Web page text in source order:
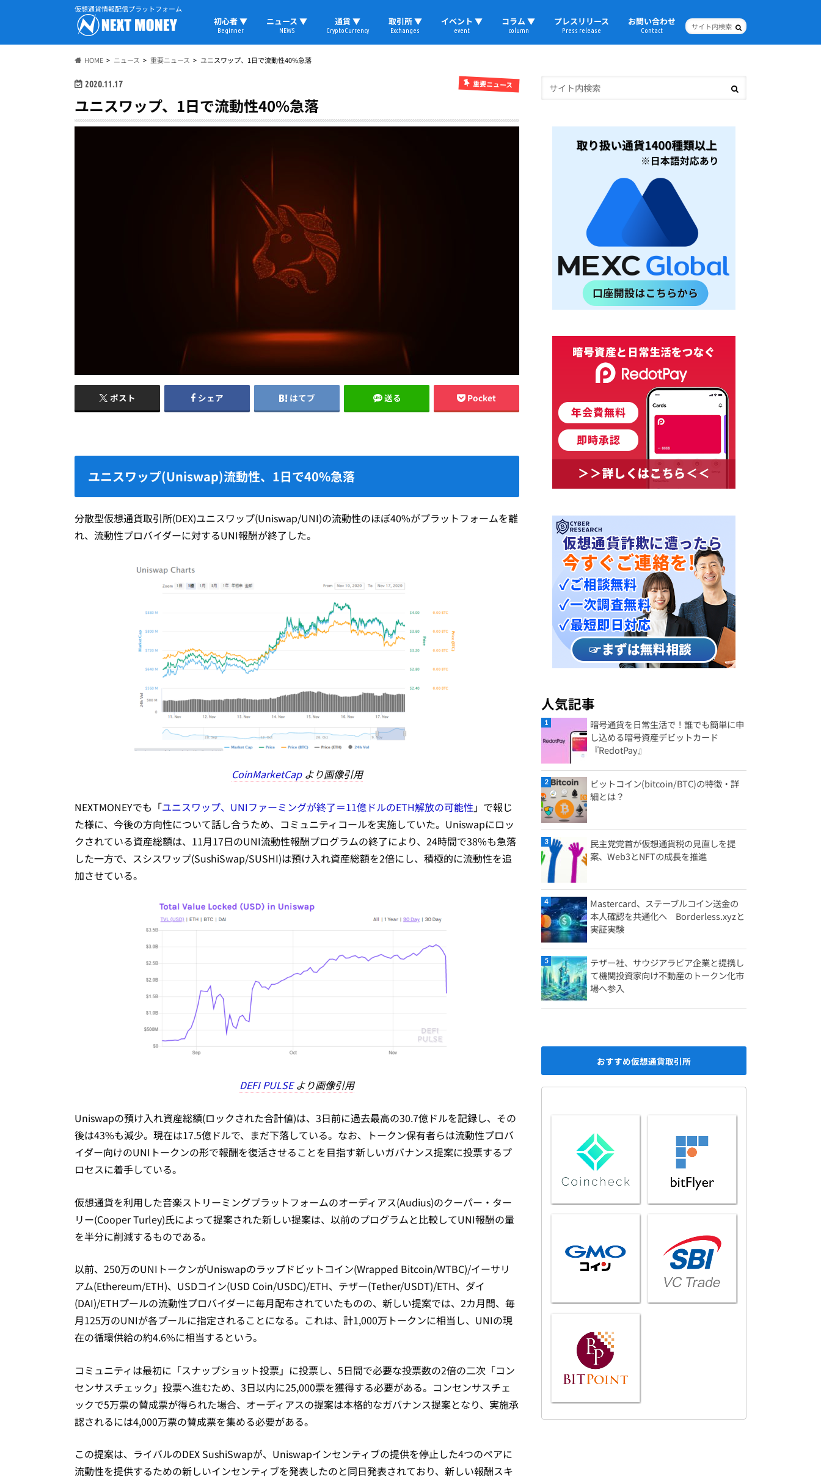
仮想通貨情報配信プラットフォーム
初心者 ▼
Beginner
ニュース ▼
NEWS
通貨 ▼
CryptoCurrency
取引所 ▼
Exchanges
イベント ▼
event
コラム ▼
column
プレスリリース
Press release
お問い合わせ
Contact
HOME ニュース 重要ニュース ユニスワップ、1日で流動性40%急落
2020.11.17 重要ニュース
ユニスワップ、1日で流動性40%急落
ポスト シェア はてブ 送る Pocket
ユニスワップ(Uniswap)流動性、1日で40%急落
分散型仮想通貨取引所(DEX)ユニスワップ(Uniswap/UNI)の流動性のほぼ40%がプラットフォームを離
れ、流動性プロバイダーに対するUNI報酬が終了した。
CoinMarketCap より画像引用
NEXTMONEYでも「ユニスワップ、UNIファーミングが終了＝11億ドルのETH解放の可能性 」で報じ
た様に、今後の方向性について話し合うため、コミュニティコールを実施していた。Uniswapにロッ
クされている資産総額は、11月17日のUNI流動性報酬プログラムの終了により、24時間で38%も急落
した一方で、スシスワップ(SushiSwap/SUSHI)は預け入れ資産総額を2倍にし、積極的に流動性を追
加させている。
DEFI PULSEより画像引用
Uniswapの預け入れ資産総額(ロックされた合計値)は、3日前に過去最高の30.7億ドルを記録し、その
後は43%も減少。現在は17.5億ドルで、まだ下落している。なお、トークン保有者らは流動性プロバ
イダー向けのUNIトークンの形で報酬を復活させることを目指す新しいガバナンス提案に投票するプ
ロセスに着手している。
仮想通貨を利用した音楽ストリーミングプラットフォームのオーディアス(Audius)のクーパー・ター
リー(Cooper Turley)氏によって提案された新しい提案は、以前のプログラムと比較してUNI報酬の量
を半分に削減するものである。
以前、250万のUNIトークンがUniswapのラップドビットコイン(Wrapped Bitcoin/WTBC)/イーサリ
アム(Ethereum/ETH)、USDコイン(USD Coin/USDC)/ETH、テザー(Tether/USDT)/ETH、ダイ
(DAI)/ETHプールの流動性プロバイダーに毎月配布されていたものの、新しい提案では、2カ月間、毎
月125万のUNIが各プールに指定されることになる。これは、計1,000万トークンに相当し、UNIの現
在の循環供給の約4.6%に相当するという。
コミュニティは最初に「スナップショット投票」に投票し、5日間で必要な投票数の2倍の二次「コン
センサスチェック」投票へ進むため、3日以内に25,000票を獲得する必要がある。コンセンサスチェ
ックで5万票の賛成票が得られた場合、オーディアスの提案は本格的なガバナンス提案となり、実施承
認されるには4,000万票の賛成票を集める必要がある。
この提案は、ライバルのDEX SushiSwapが、Uniswapインセンティブの提供を停止した4つのペアに
流動性を提供するための新しいインセンティブを発表したのと同日発表されており、新しい報酬スキ
人気記事
暗号通貨を日常生活で！誰でも簡単に申
し込める暗号資産デビットカード
『RedotPay』
ビットコイン(bitcoin/BTC)の特徴・詳
細とは？
民主党党首が仮想通貨税の見直しを提
案、Web3とNFTの成長を推進
Mastercard、ステーブルコイン送金の
本人確認を共通化へ Borderless.xyzと
実証実験
テザー社、サウジアラビア企業と提携し
て機関投資家向け不動産のトークン化市
場へ参入
おすすめ仮想通貨取引所